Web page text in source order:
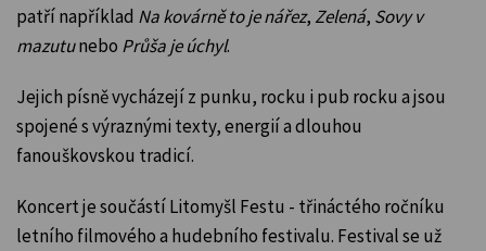
patří například Na kovárně to je nářez, Zelená, Sovy v
mazutunebo Průša je úchyl.
Jejich písně vycházejí z punku, rocku i pub rocku a jsou
spojené s výraznými texty, energií a dlouhou
fanouškovskou tradicí.
Koncert je součástí Litomyšl Festu - třináctého ročníku
letního filmového a hudebního festivalu. Festival se už